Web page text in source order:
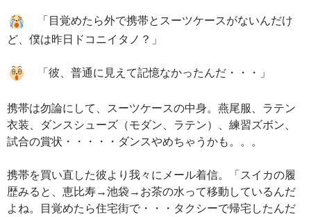
「目覚めたら外で携帯とスーツケースがないんだけ
ど、僕は昨日ドコニイタノ？」
「彼、普通に見えて記憶なかったんだ・・・」
携帯は勿論にして、スーツケースの中身。燕尾服、ラテン
衣装、ダンスシューズ（モダン、ラテン）、練習ズボン、
試合の賞状・・・・・ダンスやめちゃうかも。。。
携帯を買い直した彼より我々にメール着信。「スイカの履
歴みると、恵比寿→池袋→お茶の水って移動しているんだ
よね。目覚めたら住宅街で・・・タクシーで帰宅したんだ